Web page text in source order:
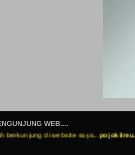
WEB....
di website saya...pojokilmu.net